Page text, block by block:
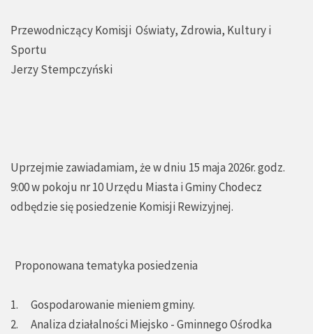
Przewodniczący Komisji Oświaty, Zdrowia, Kultury i
Sportu
Jerzy Stempczyński
Uprzejmie zawiadamiam, że w dniu 15 maja 2026r. godz.
9:00 w pokoju nr 10 Urzędu Miasta i Gminy Chodecz
odbędzie się posiedzenie Komisji Rewizyjnej.
Proponowana tematyka posiedzenia
1. Gospodarowanie mieniem gminy.
2. Analiza działalności Miejsko - Gminnego Ośrodka